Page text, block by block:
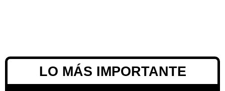
LO MÁS IMPORTANTE